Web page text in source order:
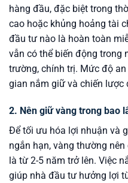
hàng đầu, đặc biệt trong
cao hoặc khủng hoảng tài
đầu tư nào là hoàn toàn
vẫn có thể biến động trong
trường, chính trị. Mức độ
gian nắm giữ và chiến lược
2. Nên giữ vàng trong bao
Để tối ưu hóa lợi nhuận và
ngắn hạn, vàng thường
là từ 2-5 năm trở lên. Việc
giúp nhà đầu tư hưởng lợi